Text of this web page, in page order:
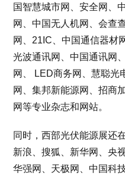
国智慧城市网、安全网、
网、中国无人机网、会查
网、21IC、中国通信器材
光波通讯网、中国通讯网
网、 LED商务网、慧聪光
网、集邦新能源网、招商
网等专业杂志和网站。
同时，西部光伏能源展还
新浪、搜狐、新华网、央
华强网、天极网、中国科